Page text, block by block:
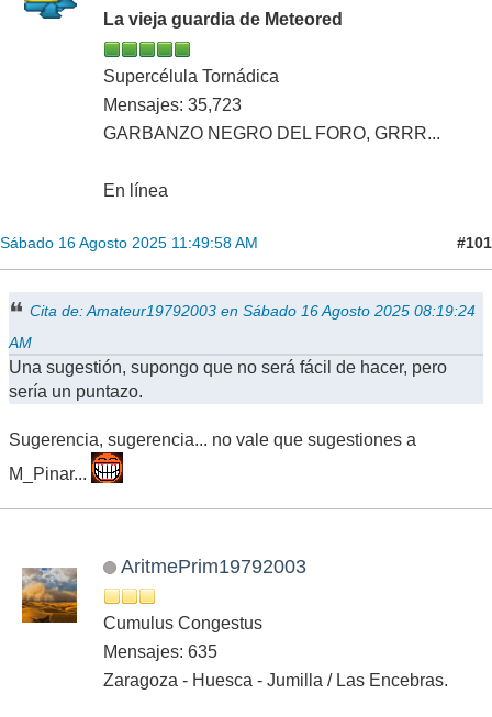
La vieja guardia de Meteored
Supercélula Tornádica
Mensajes: 35,723
GARBANZO NEGRO DEL FORO, GRRR...
En línea
Sábado 16 Agosto 2025 11:49:58 AM #101
Cita de: Amateur19792003 en Sábado 16 Agosto 2025 08:19:24
AM
Una sugestión, supongo que no será fácil de hacer, pero
sería un puntazo.
Sugerencia, sugerencia... no vale que sugestiones a
M_Pinar...
AritmePrim19792003
Cumulus Congestus
Mensajes: 635
Zaragoza - Huesca - Jumilla / Las Encebras.